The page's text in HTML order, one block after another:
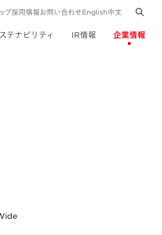
テナビリティ IR情報 企業情報
プ採用情報お問い合わせEnglish中文